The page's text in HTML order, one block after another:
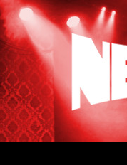
Zum
Inhalt
springen